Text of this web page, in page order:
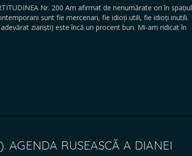
Nr. 200 Am afirmat de nenumărate ori în spațiul
sunt fie mercenari, fie idioți utili, fie idioți inutili.
ziariști) este încă un procent bun. Mi-am ridicat în
AGENDA RUSEASCĂ A DIANEI